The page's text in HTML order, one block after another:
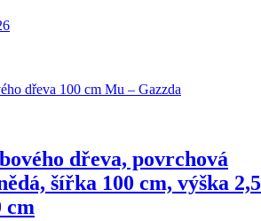
dřeva, povrchová
šířka 100 cm, výška 2,5
cm